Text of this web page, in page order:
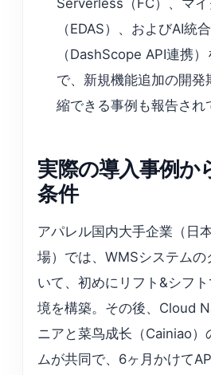
（EDAS）、およびAI統
（DashScope API連携
で、新規機能追加の開発
縮できる事例も報告され
実際の導入事例か
条件
アパレル国内大手企業（日
場）では、WMSシステムの
いて、初めにリフト&シフ
境を構築。その後、Cloud
ニアと菜鸟成长（Cainiao）
ムが共同で、6ヶ月かけて